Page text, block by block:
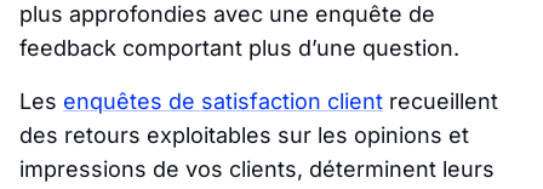
plus approfondies avec une enquête de
feedback comportant plus d’une question.
Les enquêtes de satisfaction client recueillent
des retours exploitables sur les opinions et
impressions de vos clients, déterminent leurs